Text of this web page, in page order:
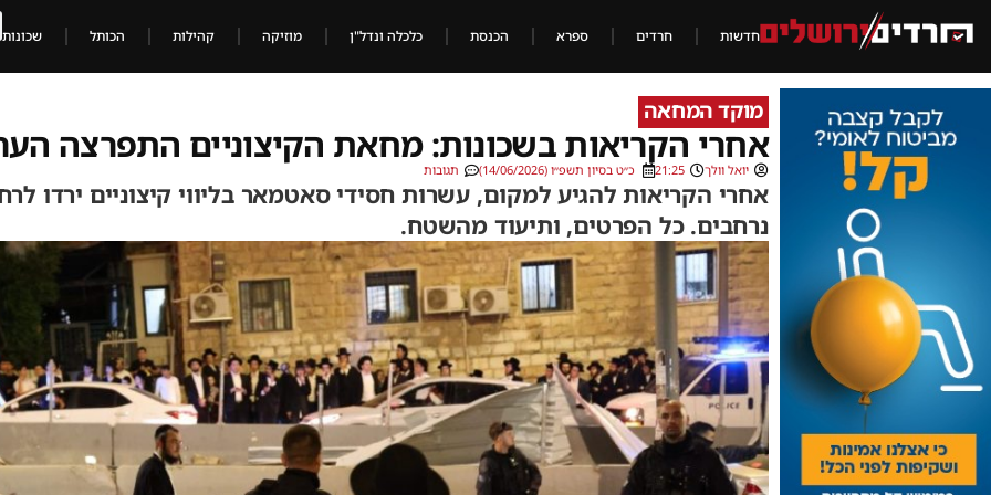
חדשות חרדים ספרא הכנסת כלכלה ונדל"ן מוזיקה קהילות הכותל שכונות
מוקד המחאה
אחרי הקריאות בשכונות: מחאת הקיצוניים התפרצה
יואל וולך 21:25 כ״ט בסיון תשפ״ו (14/06/2026) תגובות
אחרי הקריאות להגיע למקום, עשרות חסידי סאטמאר בליווי קיצוניים ירדו
נרחבים. כל הפרטים, ותיעוד מהשטח.